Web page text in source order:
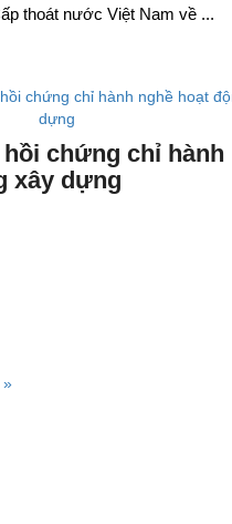
thoát nước Việt Nam về ...
chứng chỉ hành
xây dựng
»